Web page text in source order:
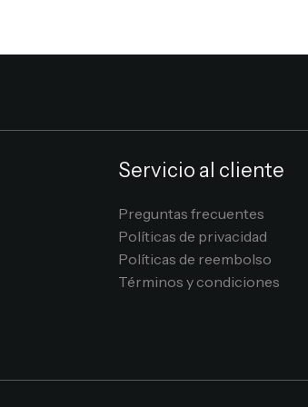
Servicio al cliente
Preguntas frecuentes
Políticas de privacidad
Políticas de reembolso
Términos y condiciones